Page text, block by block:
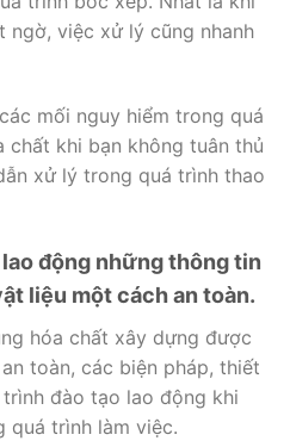
ngờ, việc xử lý cũng nhanh
mối nguy hiểm trong quá
khi bạn không tuân thủ
xử lý trong quá trình thao
động những thông tin
liệu một cách an toàn.
hóa chất xây dựng được
toàn, các biện pháp, thiết
đào tạo lao động khi
quá trình làm việc.